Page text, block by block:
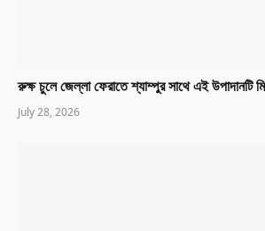
রুক্ষ চুলে জেল্লা ফেরাতে শ্যাম্পুর সাথে এই উপাদানটি
July 28, 2026